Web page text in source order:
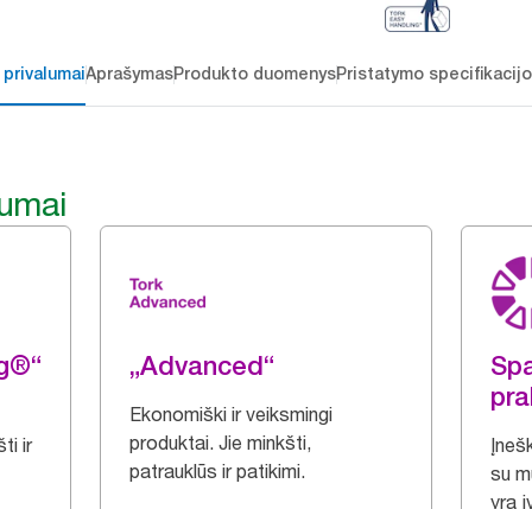
AprašymasProdukto duomenysPristatymo
ir
„Advanced“
Ekonomiški ir veiksmingi
produktai. Jie minkšti,
patrauklūs ir patikimi.
su
yra